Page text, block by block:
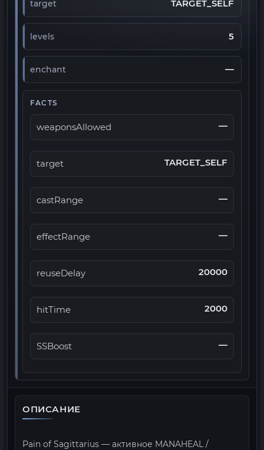
target TARGET_SELF
levels 5
enchant —
FACTS
weaponsAllowed —
target TARGET_SELF
castRange —
effectRange —
reuseDelay 20000
hitTime 2000
SSBoost —
ОПИСАНИЕ
Pain of Sagittarius — активное MANAHEAL /